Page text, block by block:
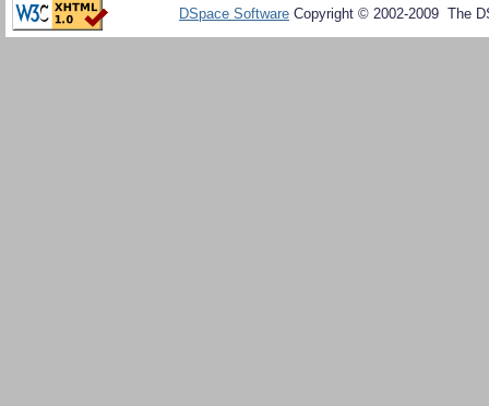
DSpace Software Copyright © 2002-2009 The